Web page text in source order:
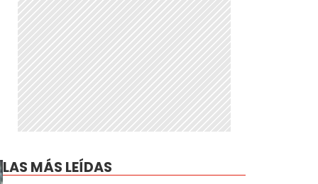
LAS MÁS LEÍDAS